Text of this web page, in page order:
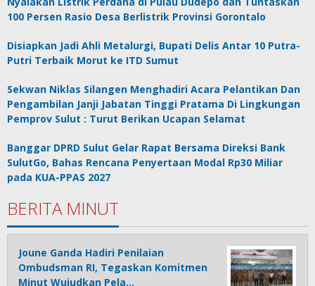
100 Persen Rasio Desa Berlistrik Provinsi Gorontalo
Disiapkan Jadi Ahli Metalurgi, Bupati Delis Antar 10 Putra-
Putri Terbaik Morut ke ITD Sumut
Sekwan Niklas Silangen Menghadiri Acara Pelantikan Dan
Pengambilan Janji Jabatan Tinggi Pratama Di Lingkungan
Pemprov Sulut : Turut Berikan Ucapan Selamat
Banggar DPRD Sulut Gelar Rapat Bersama Direksi Bank
SulutGo, Bahas Rencana Penyertaan Modal Rp30 Miliar
pada KUA-PPAS 2027
BERITA MINUT
Joune Ganda Hadiri Penilaian
Ombudsman RI, Tegaskan Komitmen
Minut Wujudkan Pela…